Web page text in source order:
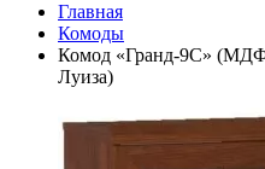
Главная
Комоды
Комод «Гранд-9С»
Луиза)